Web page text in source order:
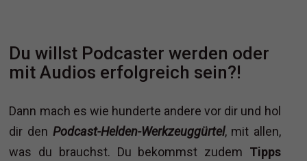
Du willst Podcaster werden oder
mit Audios erfolgreich sein?!
Dann mach es wie hunderte andere vor dir und hol
dir den Podcast-Helden-Werkzeuggürtel, mit allen,
was du brauchst. Du bekommst zudem Tipps